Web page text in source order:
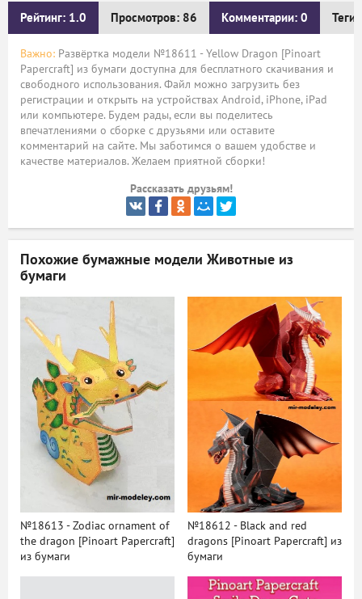
Рейтинг: 1.0 Просмотров: 86 Комментарии: 0 Теги:
Важно: Развёртка модели №18611 - Yellow Dragon [Pinoart
Papercraft] из бумаги доступна для бесплатного скачивания и
свободного использования. Файл можно загрузить без
регистрации и открыть на устройствах Android, iPhone, iPad
или компьютере. Будем рады, если вы поделитесь
впечатлениями о сборке с друзьями или оставите
комментарий на сайте. Мы заботимся о вашем удобстве и
качестве материалов. Желаем приятной сборки!
Рассказать друзьям!
Похожие бумажные модели Животные из
бумаги
№18613 - Zodiac ornament of
the dragon [Pinoart Papercraft]
из бумаги
№18612 - Black and red
dragons [Pinoart Papercraft] из
бумаги